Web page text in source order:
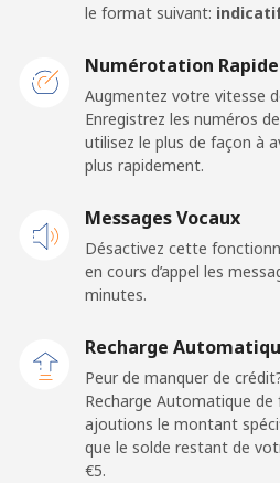
Premium ⁦38.5¢⁩
United States
All country ⁦1.5¢⁩
Uruguay
Ligne fixe
⁦22.5¢⁩
Montevideo
le format suivant:
Numérotation Rapide
Augmentez votre vitesse
Enregistrez les numéros
utilisez le plus de façon à
plus rapidement.
Messages Vocaux
Désactivez cette
en cours d’appel les
minutes.
Recharge
Peur de manquer de
Recharge Automatique de
ajoutions le montant
que le solde restant de
⁦€5⁩.